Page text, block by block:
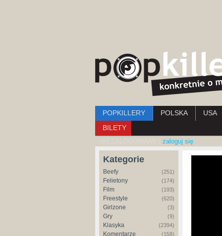
Menu główne
POPKILLERY POLSKA
USA
BILETY
NIEZALOGOWANY | zaloguj się
Kategorie
Beefy (251)
Felietony (174)
Film (193)
Freestyle (620)
Girlzone (3)
Gry (9)
Klasyka (2394)
Komentarze (158)